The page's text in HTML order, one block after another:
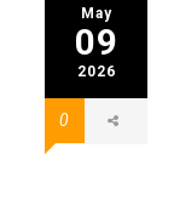
May
09
2026
0